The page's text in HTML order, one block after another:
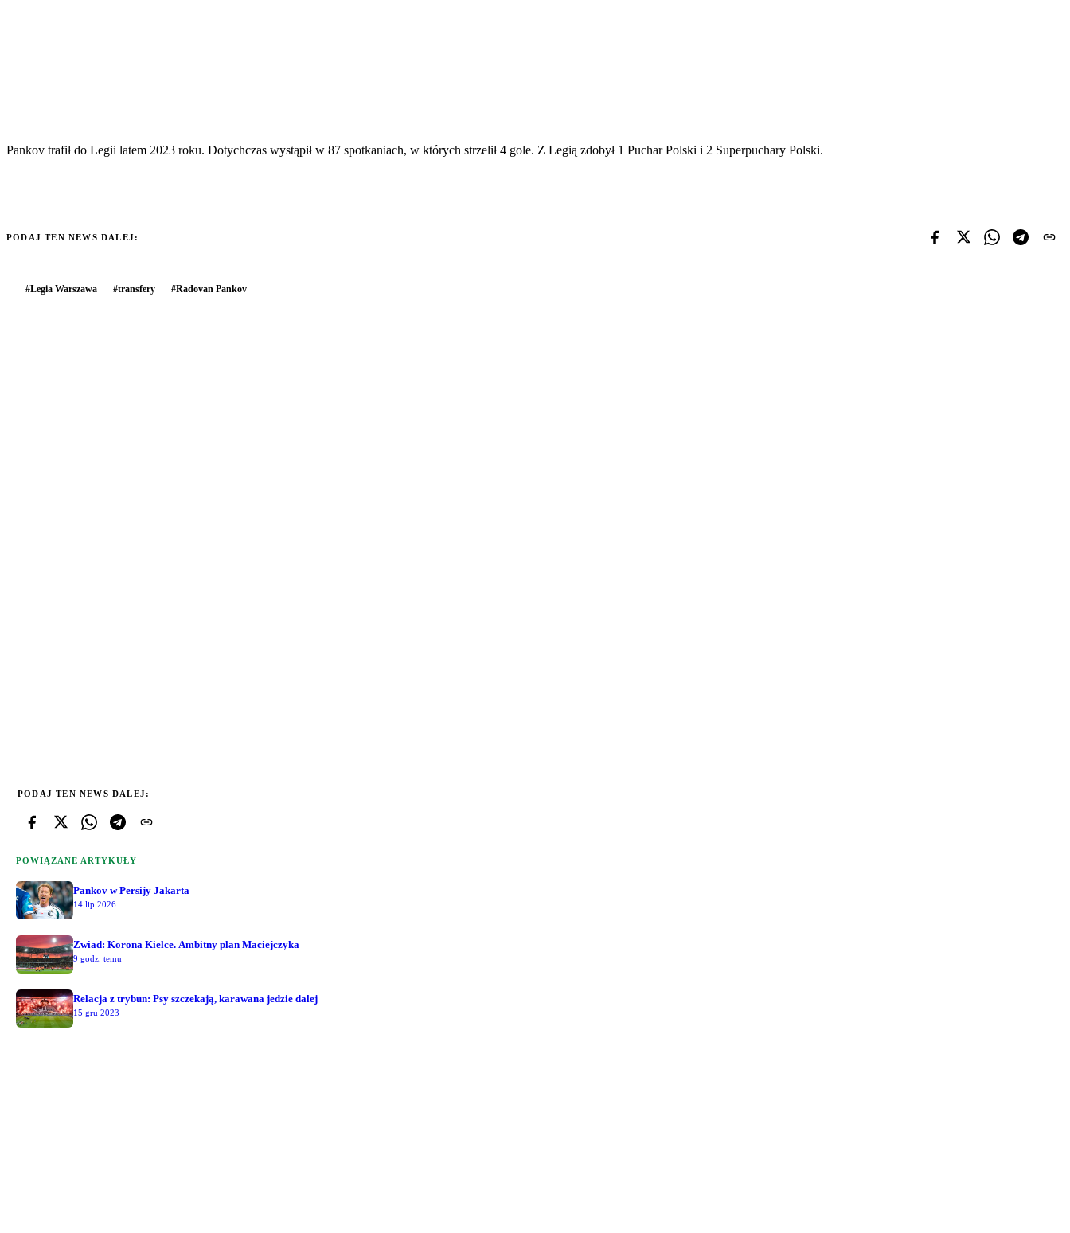
Pankov trafił do Legii latem 2023 roku. Dotychczas wystąpił w 87 spotkaniach, w których strzelił 4 gole. Z Legią zdobył 1 Puchar Polski i 2 Superpuchary Polski.
PODAJ TEN NEWS DALEJ:
#Legia Warszawa #transfery #Radovan Pankov
PODAJ TEN NEWS DALEJ:
POWIĄZANE ARTYKUŁY
Pankov w Persijy Jakarta
14 lip 2026
Zwiad: Korona Kielce. Ambitny plan Maciejczyka
9 godz. temu
Relacja z trybun: Psy szczekają, karawana jedzie dalej
15 gru 2023